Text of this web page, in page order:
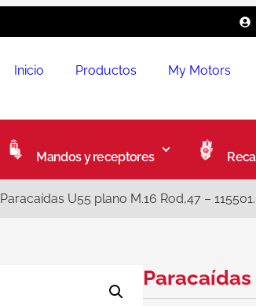
Inicio Productos My Motors
Mandos y receptores
Paracaídas U55 plano M.16 Rod,47 –
Paracaídas